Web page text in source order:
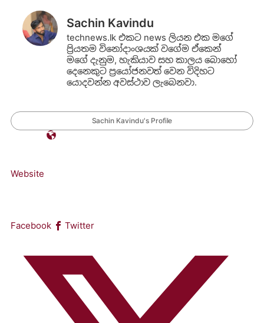
Sachin Kavindu
technews.lk එකට news ලියන එක මගේ
ප්‍රියතම විනෝදාංශයක් වගේම ඒකෙන්
මගේ දැනුම, හැකියාව සහ කාලය බොහෝ
දෙනෙකුට ප්‍රයෝජනවත් වෙන විදිහට
යොදවන්න අවස්ථාව ලැබෙනවා.
Sachin Kavindu's Profile
Website
Facebook Twitter